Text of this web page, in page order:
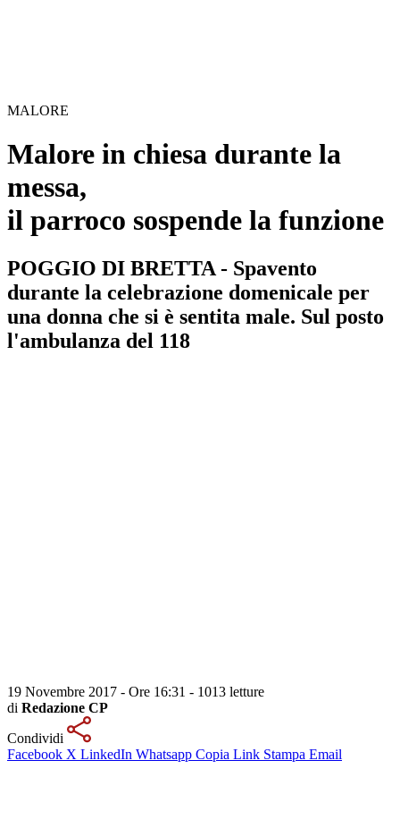
MALORE
Malore in chiesa durante la
messa,
il parroco sospende la funzione
POGGIO DI BRETTA - Spavento
durante la celebrazione domenicale per
una donna che si è sentita male. Sul posto
l'ambulanza del 118
19 Novembre 2017 - Ore 16:31 - 1013 letture
di Redazione CP
Condividi
Facebook X LinkedIn Whatsapp Copia Link Stampa Email